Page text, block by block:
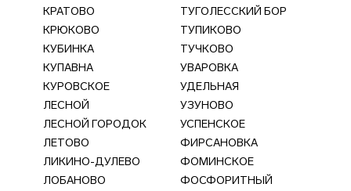
КРАТОВО
КРЮКОВО
КУБИНКА
КУПАВНА
КУРОВСКОЕ
ЛЕСНОЙ
ЛЕСНОЙ ГОРОДОК
ЛЕТОВО
ЛИКИНО-ДУЛЕВО
ЛОБАНОВО
ТУГОЛЕССКИЙ БОР
ТУПИКОВО
ТУЧКОВО
УВАРОВКА
УДЕЛЬНАЯ
УЗУНОВО
УСПЕНСКОЕ
ФИРСАНОВКА
ФОМИНСКОЕ
ФОСФОРИТНЫЙ